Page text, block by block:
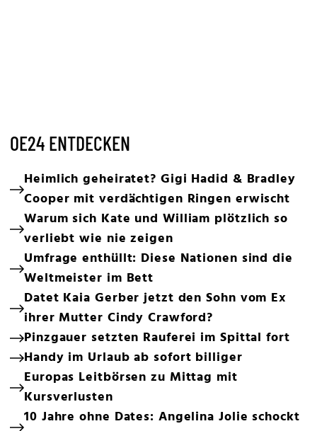
OE24 ENTDECKEN
Heimlich geheiratet? Gigi Hadid & Bradley
Cooper mit verdächtigen Ringen erwischt
Warum sich Kate und William plötzlich so
verliebt wie nie zeigen
Umfrage enthüllt: Diese Nationen sind die
Weltmeister im Bett
Datet Kaia Gerber jetzt den Sohn vom Ex
ihrer Mutter Cindy Crawford?
Pinzgauer setzten Rauferei im Spittal fort
Handy im Urlaub ab sofort billiger
Europas Leitbörsen zu Mittag mit
Kursverlusten
10 Jahre ohne Dates: Angelina Jolie schockt